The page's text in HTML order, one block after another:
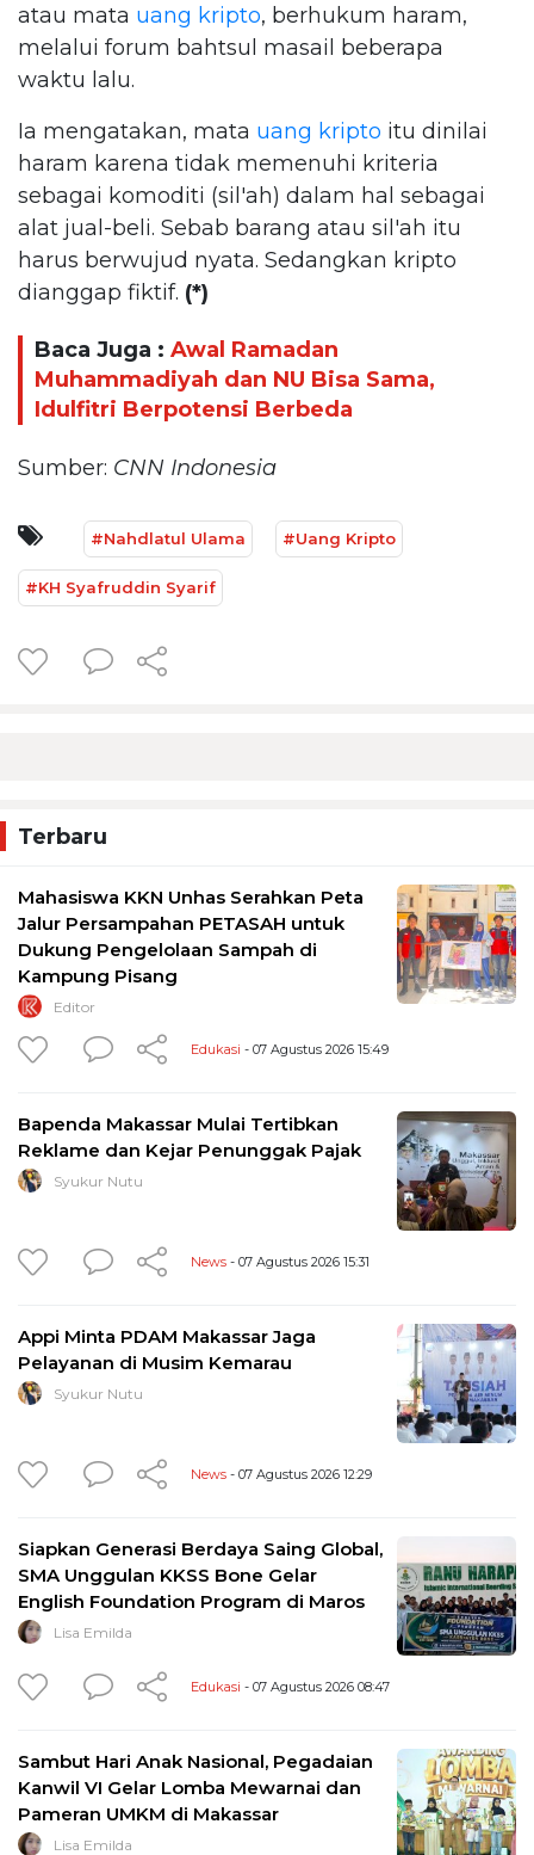
atau mata uang kripto, berhukum haram,
melalui forum bahtsul masail beberapa
waktu lalu.
Ia mengatakan, mata uang kripto itu dinilai
haram karena tidak memenuhi kriteria
sebagai komoditi (sil'ah) dalam hal sebagai
alat jual-beli. Sebab barang atau sil'ah itu
harus berwujud nyata. Sedangkan kripto
dianggap fiktif. (*)
Baca Juga : Awal Ramadan
Muhammadiyah dan NU Bisa Sama,
Idulfitri Berpotensi Berbeda
Sumber: CNN Indonesia
#Nahdlatul Ulama #Uang Kripto
#KH Syafruddin Syarif
Terbaru
Mahasiswa KKN Unhas Serahkan Peta
Jalur Persampahan PETASAH untuk
Dukung Pengelolaan Sampah di
Kampung Pisang
Editor
Edukasi - 07 Agustus 2026 15:49
Bapenda Makassar Mulai Tertibkan
Reklame dan Kejar Penunggak Pajak
Syukur Nutu
News - 07 Agustus 2026 15:31
Appi Minta PDAM Makassar Jaga
Pelayanan di Musim Kemarau
Syukur Nutu
News - 07 Agustus 2026 12:29
Siapkan Generasi Berdaya Saing Global,
SMA Unggulan KKSS Bone Gelar
English Foundation Program di Maros
Lisa Emilda
Edukasi - 07 Agustus 2026 08:47
Sambut Hari Anak Nasional, Pegadaian
Kanwil VI Gelar Lomba Mewarnai dan
Pameran UMKM di Makassar
Lisa Emilda